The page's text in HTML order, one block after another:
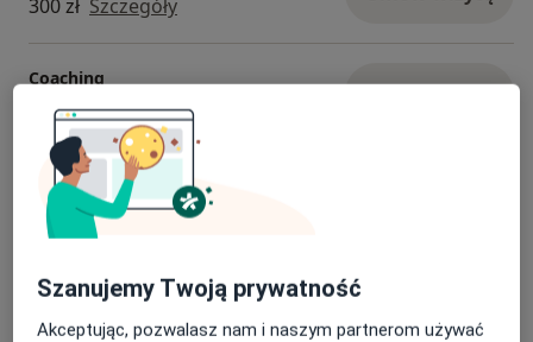
Zapisując się na wizytę, wyrażasz zgodę na powyższy
regulamin.
300 zł Szczegóły
Coaching
300 zł - 500 zł Szczegóły
Konsultacja online
250 zł Szczegóły
Konsultacja online par i małżeństw
Szczegóły
Szanujemy Twoją prywatność
Akceptując, pozwalasz nam i naszym partnerom używać